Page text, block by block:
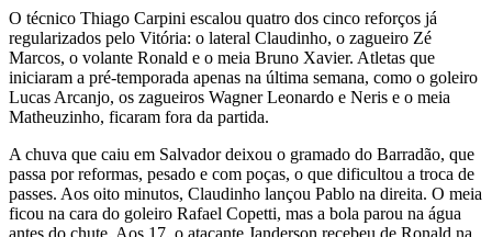
O técnico Thiago Carpini escalou quatro dos cinco reforços já
regularizados pelo Vitória: o lateral Claudinho, o zagueiro Zé
Marcos, o volante Ronald e o meia Bruno Xavier. Atletas que
iniciaram a pré-temporada apenas na última semana, como o goleiro
Lucas Arcanjo, os zagueiros Wagner Leonardo e Neris e o meia
Matheuzinho, ficaram fora da partida.
A chuva que caiu em Salvador deixou o gramado do Barradão, que
passa por reformas, pesado e com poças, o que dificultou a troca de
passes. Aos oito minutos, Claudinho lançou Pablo na direita. O meia
ficou na cara do goleiro Rafael Copetti, mas a bola parou na água